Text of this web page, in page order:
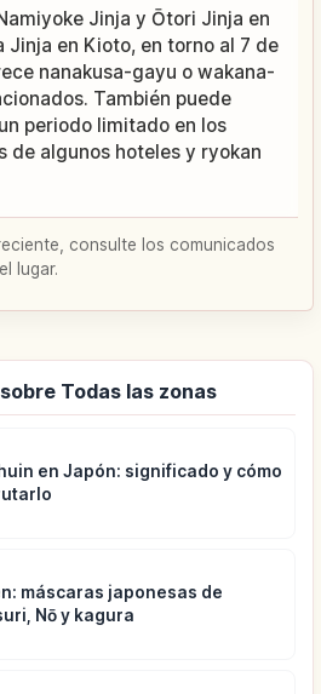
Jinja y Ōtori Jinja en
Jinja en Kioto, en torno al 7 de
nanakusa-gayu o wakana-
También puede
periodo limitado en los
de algunos hoteles y ryokan
consulte los comunicados
lugar.
Todas las zonas
en Japón: significado y cómo
máscaras japonesas de
Nō y kagura